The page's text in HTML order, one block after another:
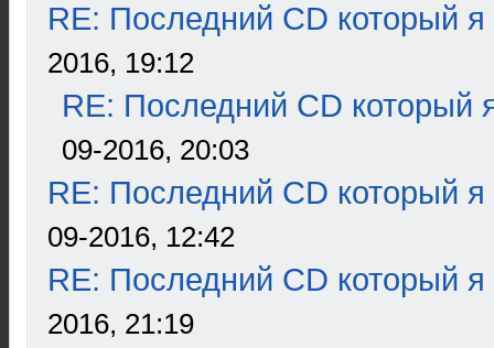
RE: Последний CD который я
2016, 19:12
RE: Последний CD который
09-2016, 20:03
RE: Последний CD который я
09-2016, 12:42
RE: Последний CD который я
2016, 21:19